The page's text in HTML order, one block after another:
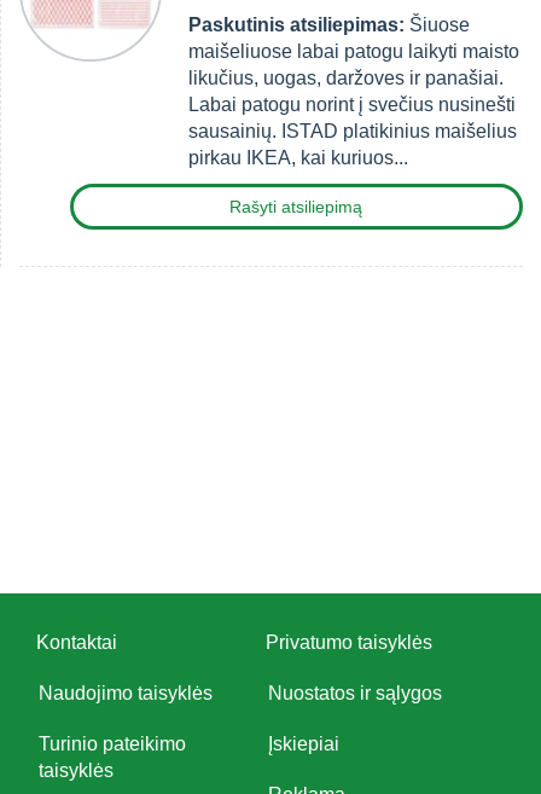
Paskutinis atsiliepimas: Šiuose
maišeliuose labai patogu laikyti maisto
likučius, uogas, daržoves ir panašiai.
Labai patogu norint į svečius nusinešti
sausainių. ISTAD platikinius maišelius
pirkau IKEA, kai kuriuos...
Rašyti atsiliepimą
Kontaktai Privatumo taisyklės
Naudojimo taisyklės Nuostatos ir sąlygos
Turinio pateikimo
taisyklės
Įskiepiai